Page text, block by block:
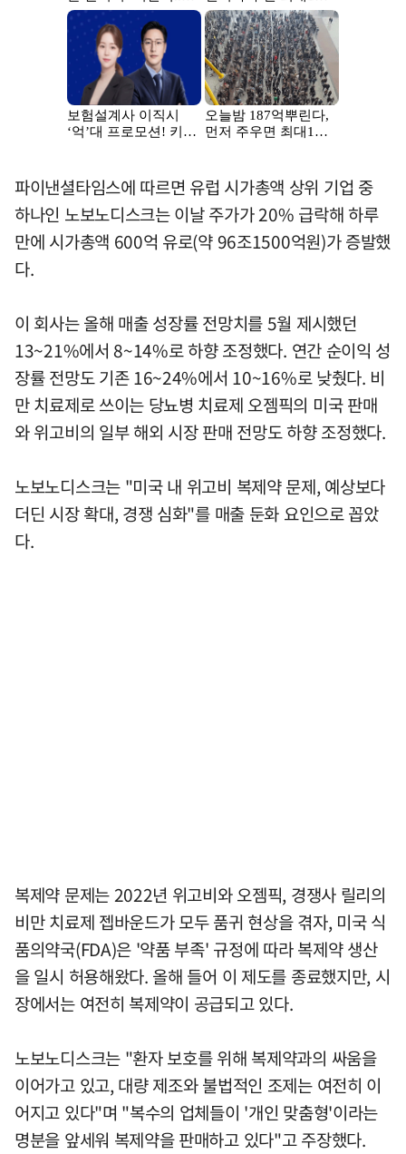
파이낸셜타임스에 따르면 유럽 시가총액 상위 기업 중
하나인 노보노디스크는 이날 주가가 20% 급락해 하루
만에 시가총액 600억 유로(약 96조1500억원)가 증발했
다.
이 회사는 올해 매출 성장률 전망치를 5월 제시했던
13~21%에서 8~14%로 하향 조정했다. 연간 순이익 성
장률 전망도 기존 16~24%에서 10~16%로 낮췄다. 비
만 치료제로 쓰이는 당뇨병 치료제 오젬픽의 미국 판매
와 위고비의 일부 해외 시장 판매 전망도 하향 조정했다.
노보노디스크는 "미국 내 위고비 복제약 문제, 예상보다
더딘 시장 확대, 경쟁 심화"를 매출 둔화 요인으로 꼽았
다.
복제약 문제는 2022년 위고비와 오젬픽, 경쟁사 릴리의
비만 치료제 젭바운드가 모두 품귀 현상을 겪자, 미국 식
품의약국(FDA)은 '약품 부족' 규정에 따라 복제약 생산
을 일시 허용해왔다. 올해 들어 이 제도를 종료했지만, 시
장에서는 여전히 복제약이 공급되고 있다.
노보노디스크는 "환자 보호를 위해 복제약과의 싸움을
이어가고 있고, 대량 제조와 불법적인 조제는 여전히 이
어지고 있다"며 "복수의 업체들이 '개인 맞춤형'이라는
명분을 앞세워 복제약을 판매하고 있다"고 주장했다.